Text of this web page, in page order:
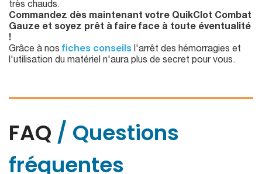
très chauds.
Commandez dès maintenant votre QuikClot Combat
Gauze et soyez prêt à faire face à toute éventualité
!
Grâce à nos fiches conseils l'arrêt des hémorragies et
l'utilisation du matériel n'aura plus de secret pour vous.
FAQ / Questions
fréquentes